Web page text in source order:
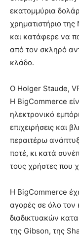
εκατομμύρια
χρηματιστήριο
και κατάφερε να
από τον σκληρό
κλάδο.
Ο Holger Staude,
Η BigCommerce
ηλεκτρονικό
επιχειρήσεις και
περαιτέρω
ποτέ, κι κατά
τους χρήστες που
Η BigCommerce
αγορές σε όλο
διαδικτυακών
της Gibson, της